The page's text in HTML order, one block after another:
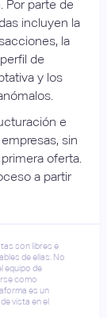
Por parte de
incluyen la
la
de
y los
e
sin
oferta.
a partir
son libres e
de ellas. No
equipo de
como
es un
vista en el